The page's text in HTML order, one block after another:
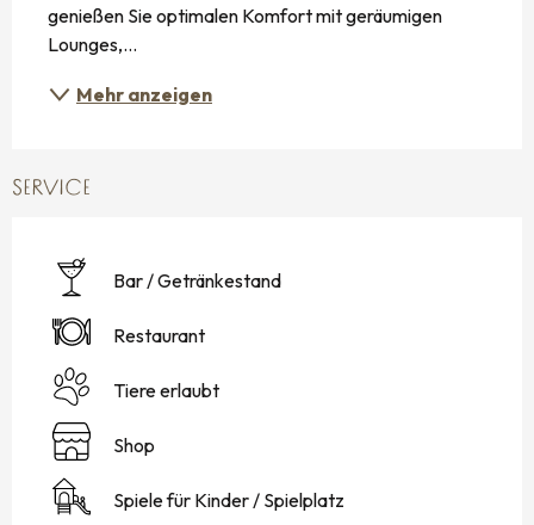
genießen Sie optimalen Komfort mit geräumigen
Lounges,...
Mehr anzeigen
SERVICE
Bar / Getränkestand
Restaurant
Tiere erlaubt
Shop
Spiele für Kinder / Spielplatz